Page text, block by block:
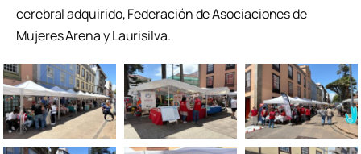
cerebral adquirido, Federación de Asociaciones de
Mujeres Arena y Laurisilva.